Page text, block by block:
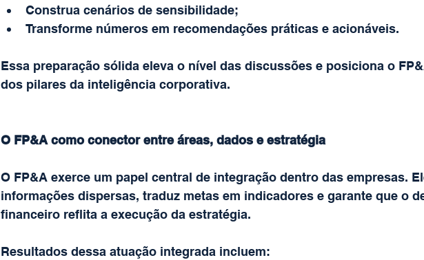
Construa cenários de sensibilidade;
Transforme números em recomendações práticas e acionáveis.
Essa preparação sólida eleva o nível das discussões e posiciona o
dos pilares da inteligência corporativa.
O FP&A como conector entre áreas, dados e estratégia
O FP&A exerce um papel central de integração dentro das empresas.
informações dispersas, traduz metas em indicadores e garante que o
financeiro reflita a execução da estratégia.
Resultados dessa atuação integrada incluem: